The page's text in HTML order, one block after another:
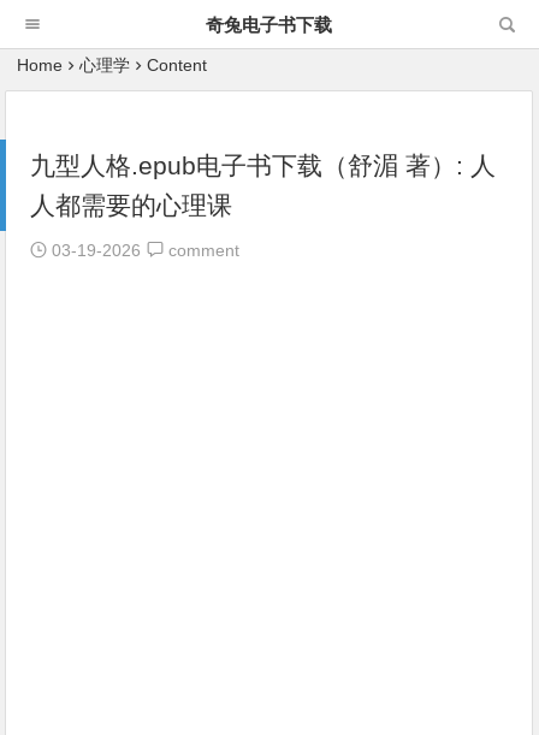
奇兔电子书下载
Home 心理学 Content
九型人格.epub电子书下载（舒湄 著）: 人
人都需要的心理课
03-19-2026 comment